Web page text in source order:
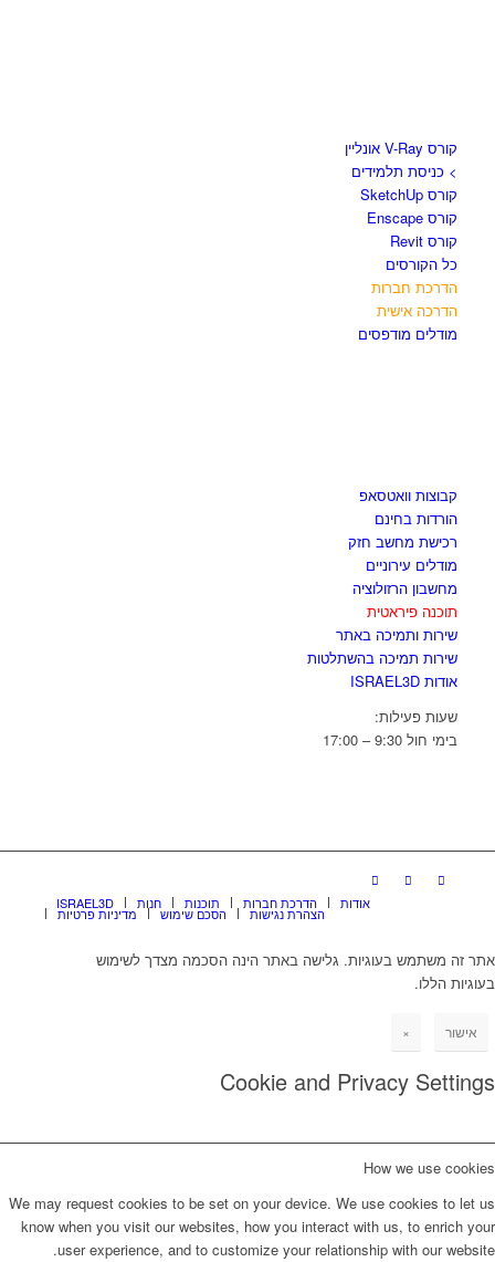
קורס V-Ray אונליין
> כניסת תלמידים
קורס SketchUp
קורס Enscape
קורס Revit
כל הקורסים
הדרכת חברות
הדרכה אישית
מודלים מודפסים
קבוצות וואטסאפ
הורדות בחינם
רכישת מחשב חזק
מודלים עירוניים
מחשבון הרזולוציה
תוכנה פיראטית
שירות ותמיכה באתר
שירות תמיכה בהשתלטות
אודות ISRAEL3D
שעות פעילות:
בימי חול 9:30 – 17:00
ISRAEL3D חנות תוכנות הדרכת חברות אודות
מדיניות פרטיות הסכם שימוש הצהרת נגישות
אתר זה משתמש בעוגיות. גלישה באתר הינה הסכמה מצדך לשימוש
בעוגיות הללו.
אישור ×
Cookie and Privacy Settings
How we use cookies
We may request cookies to be set on your device. We use cookies to let us
know when you visit our websites, how you interact with us, to enrich your
user experience, and to customize your relationship with our website.